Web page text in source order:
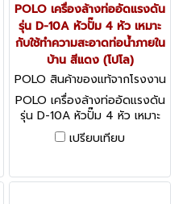
POLO เครื่องล้างท่ออัดแรงดัน
รุ่น D-10A หัวปั๊ม 4 หัว เหมาะ
กับใช้ทำความสะอาดท่อน้ำภายใน
บ้าน สีแดง (โปโล)
POLO สินค้าของแท้จากโรงงาน
ผู้ผลิต D-10A
POLO เครื่องล้างท่ออัดแรงดัน
รุ่น D-10A หัวปั๊ม 4 หัว เหมาะ
กับใช้ทำความสะอาดท่อน้ำภายใน
บ้าน สีแดง (โปโล)
เปรียบเทียบ